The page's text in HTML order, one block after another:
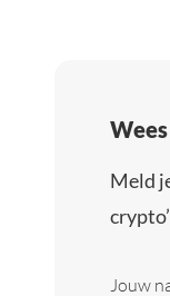
Meld
Jouw